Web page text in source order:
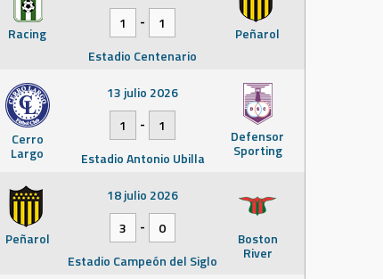
Racing Peñarol
1
-
1
Estadio Centenario
Cerro
Largo
Defensor
Sporting
13 julio 2026
1
-
1
Estadio Antonio Ubilla
Peñarol Boston
River
18 julio 2026
3
-
0
Estadio Campeón del Siglo